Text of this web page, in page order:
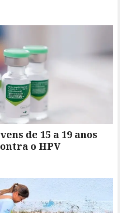
de 15 a 19 anos
o HPV